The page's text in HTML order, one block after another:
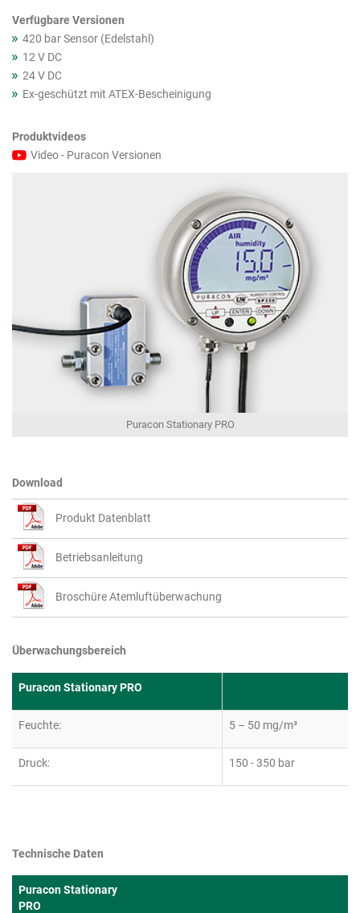
Verfügbare Versionen
420 bar Sensor (Edelstahl)
12 V DC
24 V DC
Ex-geschützt mit ATEX-Bescheinigung
Produktvideos
Video - Puracon Versionen
Puracon Stationary PRO
Download
Produkt Datenblatt
Betriebsanleitung
Broschüre Atemluftüberwachung
Überwachungsbereich
Puracon Stationary PRO
Feuchte: 5 – 50 mg/m³
Druck: 150 - 350 bar
Technische Daten
Puracon Stationary
PRO